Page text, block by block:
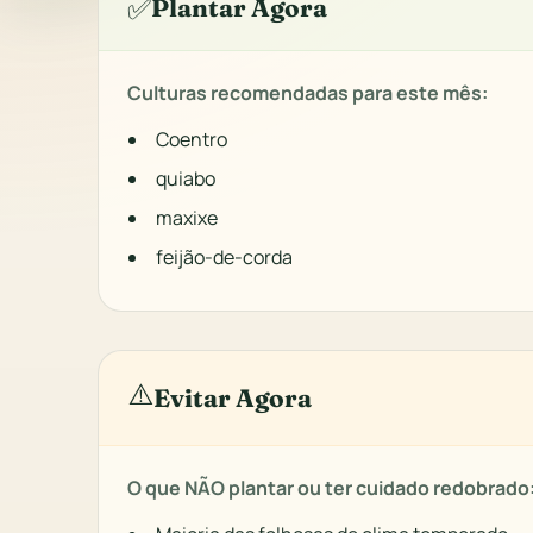
Plantar Agora
Culturas recomendadas para este mês:
Coentro
quiabo
maxixe
feijão-de-corda
⚠️Evitar Agora
O que NÃO plantar ou ter cuidado